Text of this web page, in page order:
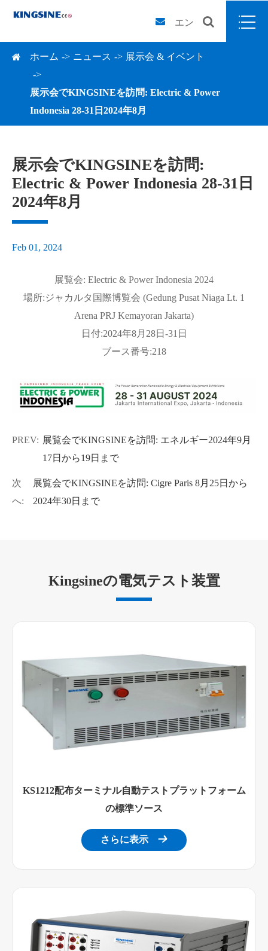
エン
ホーム ニュース 展示会 & イベント
展示会でKINGSINEを訪問: Electric & Power
Indonesia 28-31日2024年8月
展示会でKINGSINEを訪問:
Electric & Power Indonesia 28-31日
2024年8月
Feb 01, 2024
展覧会: Electric & Power Indonesia 2024
場所:ジャカルタ国際博覧会 (Gedung Pusat Niaga Lt. 1
Arena PRJ Kemayoran Jakarta)
日付:2024年8月28日-31日
ブース番号:218
PREV: 展覧会でKINGSINEを訪問: エネルギー2024年9月
17日から19日まで
次
へ:
展覧会でKINGSINEを訪問: Cigre Paris 8月25日から
2024年30日まで
Kingsineの電気テスト装置
KS1212配布ターミナル自動テストプラットフォーム
の標準ソース
さらに表示 